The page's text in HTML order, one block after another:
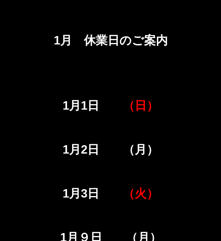
1月 休業日のご案内
1月1日 （日）
1月2日 （月）
1月3日 （火）
1月９日 （月）